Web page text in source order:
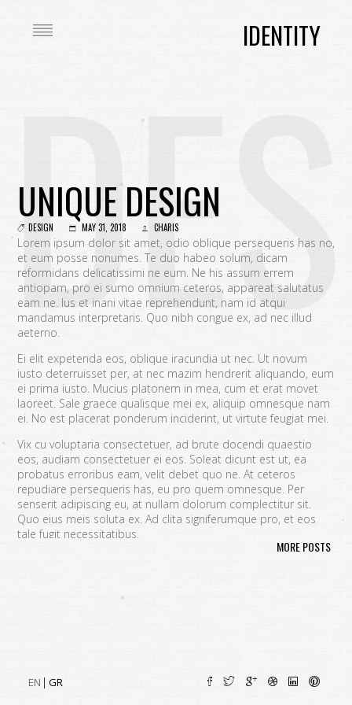
IDENTITY
EN GR
UNIQUE DESIGN
DESIGN MAY 31, 2018 CHARIS
Lorem ipsum dolor sit amet, odio oblique persequeris has no,
et eum posse nonumes. Te duo habeo solum, dicam
reformidans delicatissimi ne eum. Ne his assum errem
antiopam, pro ei sumo omnium ceteros, appareat salutatus
eam ne. Ius et inani vitae reprehendunt, nam id atqui
mandamus interpretaris. Quo nibh congue ex, ad nec illud
aeterno.
Ei elit expetenda eos, oblique iracundia ut nec. Ut novum
iusto deterruisset per, at nec mazim hendrerit aliquando, eum
ei prima iusto. Mucius platonem in mea, cum et erat movet
laoreet. Sale graece qualisque mei ex, aliquip omnesque nam
ei. No est placerat ponderum inciderint, ut virtute feugiat mei.
Vix cu voluptaria consectetuer, ad brute docendi quaestio
eos, audiam consectetuer ei eos. Soleat dicunt est ut, ea
probatus erroribus eam, velit debet quo ne. At ceteros
repudiare persequeris has, eu pro quem omnesque. Per
senserit adipiscing eu, at nullam dolorum complectitur sit.
Quo eius meis soluta ex. Ad clita signiferumque pro, et eos
tale fugit necessitatibus.
nullam placerat ne pri. Vix ea convenire iracundia abhorreant.
MORE POSTS